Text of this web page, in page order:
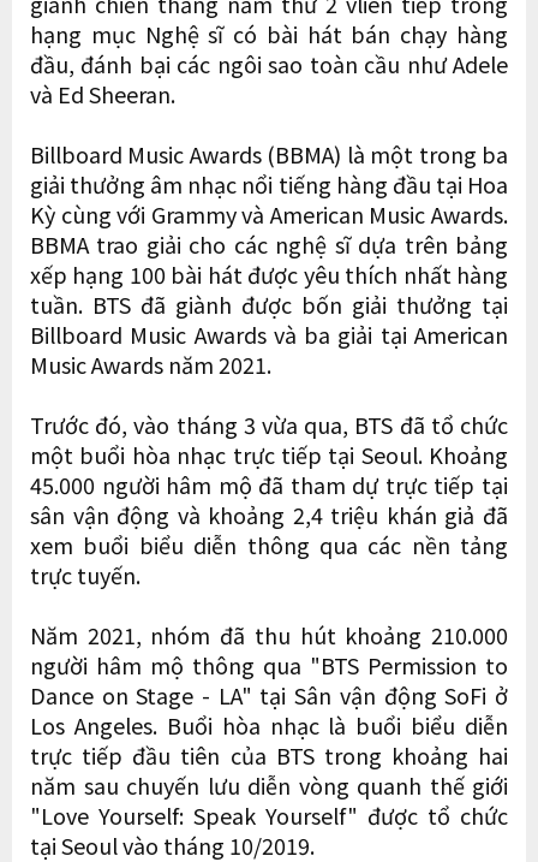
hạng mục Nghệ sĩ có bài hát bán chạy hàng
đầu, đánh bại các ngôi sao toàn cầu như Adele
và Ed Sheeran.
Billboard Music Awards (BBMA) là một trong ba
giải thưởng âm nhạc nổi tiếng hàng đầu tại Hoa
Kỳ cùng với Grammy và American Music Awards.
BBMA trao giải cho các nghệ sĩ dựa trên bảng
xếp hạng 100 bài hát được yêu thích nhất hàng
tuần. BTS đã giành được bốn giải thưởng tại
Billboard Music Awards và ba giải tại American
Music Awards năm 2021.
Trước đó, vào tháng 3 vừa qua, BTS đã tổ chức
một buổi hòa nhạc trực tiếp tại Seoul. Khoảng
45.000 người hâm mộ đã tham dự trực tiếp tại
sân vận động và khoảng 2,4 triệu khán giả đã
xem buổi biểu diễn thông qua các nền tảng
trực tuyến.
Năm 2021, nhóm đã thu hút khoảng 210.000
người hâm mộ thông qua "BTS Permission to
Dance on Stage - LA" tại Sân vận động SoFi ở
Los Angeles. Buổi hòa nhạc là buổi biểu diễn
trực tiếp đầu tiên của BTS trong khoảng hai
năm sau chuyến lưu diễn vòng quanh thế giới
"Love Yourself: Speak Yourself" được tổ chức
tại Seoul vào tháng 10/2019.